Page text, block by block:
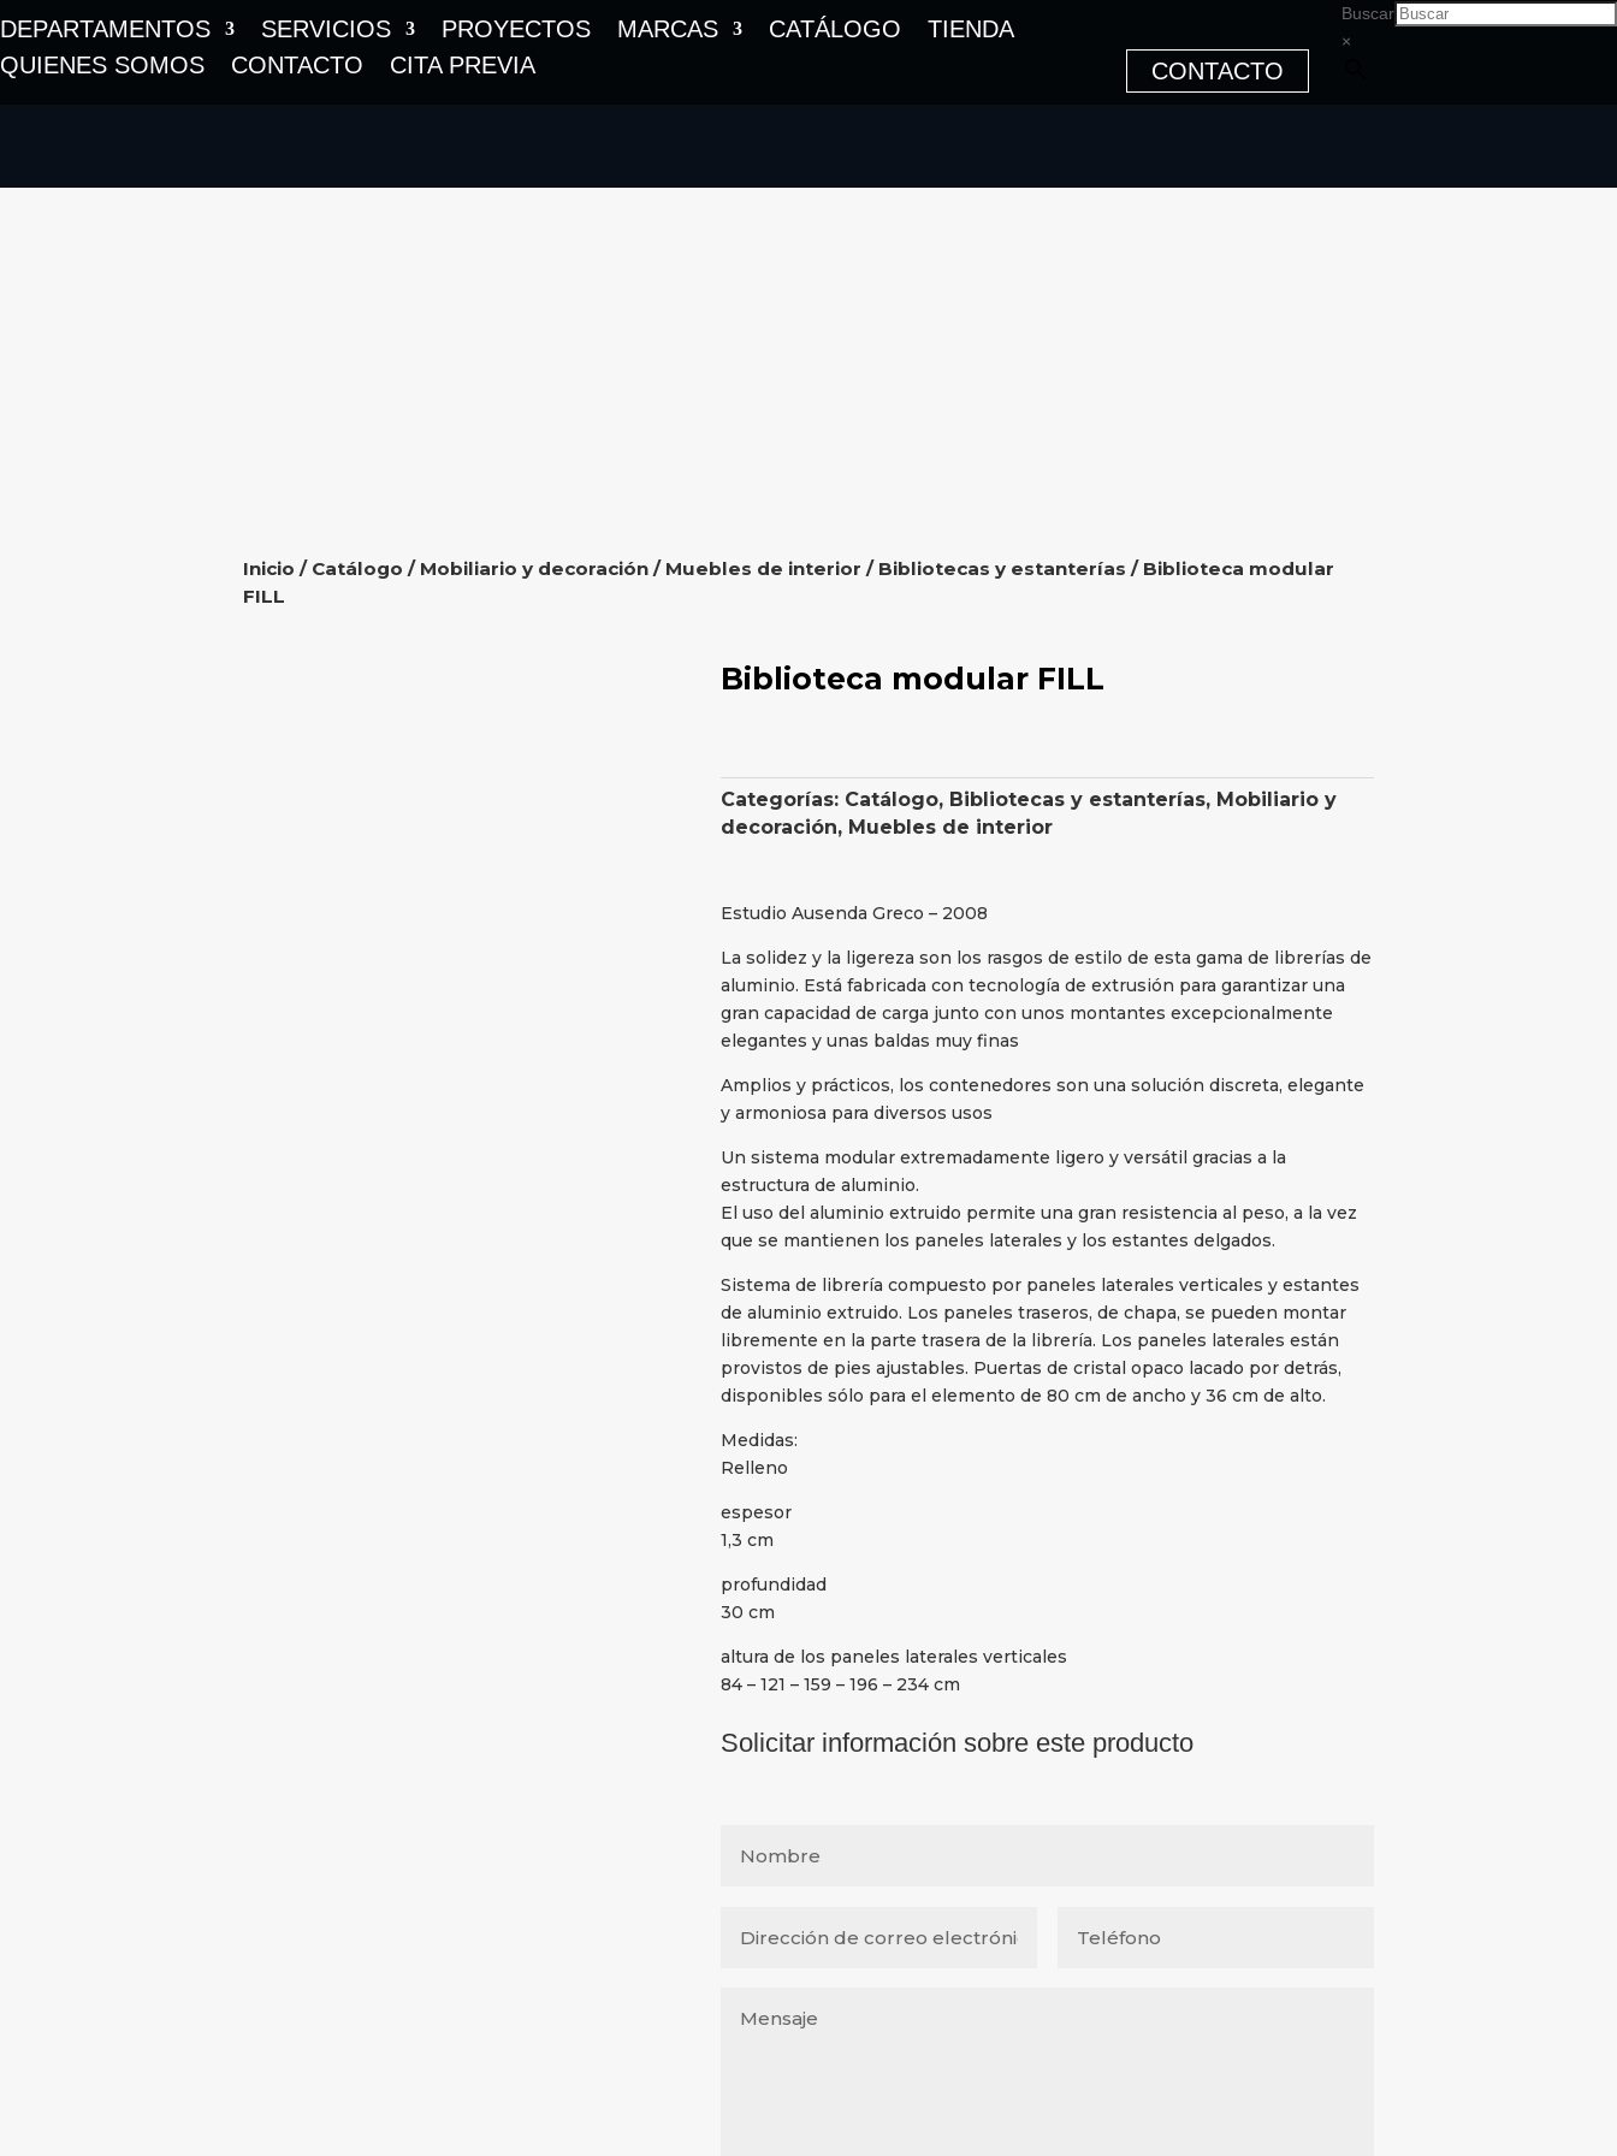
DEPARTAMENTOS SERVICIOS PROYECTOS MARCAS CATÁLOGO
TIENDA
QUIENES SOMOS
CONTACTO CITA PREVIA CONTACTO
Buscar
×
Inicio / Catálogo / Mobiliario y decoración/ Muebles de interior / Bibliotecas y estanterías / Biblioteca modular
FILL
Biblioteca modular FILL
Categorías: Catálogo, Bibliotecas y estanterías, Mobiliario y
decoración, Muebles de interior
Estudio Ausenda Greco – 2008
La solidez y la ligereza son los rasgos de estilo de esta gama de librerías de
aluminio. Está fabricada con tecnología de extrusión para garantizar una
gran capacidad de carga junto con unos montantes excepcionalmente
elegantes y unas baldas muy finas
Amplios y prácticos, los contenedores son una solución discreta, elegante
y armoniosa para diversos usos
Un sistema modular extremadamente ligero y versátil gracias a la
estructura de aluminio.
El uso del aluminio extruido permite una gran resistencia al peso, a la vez
que se mantienen los paneles laterales y los estantes delgados.
Sistema de librería compuesto por paneles laterales verticales y estantes
de aluminio extruido. Los paneles traseros, de chapa, se pueden montar
libremente en la parte trasera de la librería. Los paneles laterales están
provistos de pies ajustables. Puertas de cristal opaco lacado por detrás,
disponibles sólo para el elemento de 80 cm de ancho y 36 cm de alto.
Medidas:
Relleno
espesor
1,3 cm
profundidad
30 cm
altura de los paneles laterales verticales
84 – 121 – 159 – 196 – 234 cm
Solicitar información sobre este producto